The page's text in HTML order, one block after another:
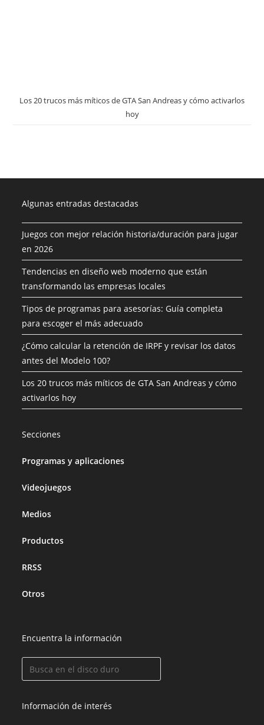
Los 20 trucos más míticos de GTA San Andreas y cómo activarlos
hoy
Algunas entradas destacadas
Juegos con mejor relación historia/duración para jugar
en 2026
Tendencias en diseño web moderno que están
transformando las empresas locales
Tipos de programas para asesorías: Guía completa
para escoger el más adecuado
¿Cómo calcular la retención de IRPF y revisar los datos
antes del Modelo 100?
Los 20 trucos más míticos de GTA San Andreas y cómo
activarlos hoy
Secciones
Programas y aplicaciones
Videojuegos
Medios
Productos
RRSS
Otros
Encuentra la información
Información de interés